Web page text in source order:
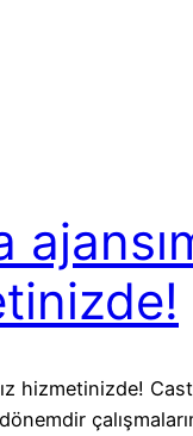
hizmetinizde!